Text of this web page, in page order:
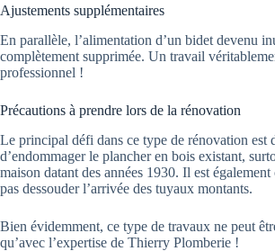
Ajustements supplémentaires
En parallèle, l’alimentation d’un bidet devenu
complètement supprimée. Un travail
professionnel !
Précautions à prendre lors de la rénovation
Le principal défi dans ce type de rénovation est
d’endommager le plancher en bois existant,
maison datant des années 1930. Il est
pas dessouder l’arrivée des tuyaux montants.
Bien évidemment, ce type de travaux ne peut
qu’avec l’expertise de Thierry Plomberie !